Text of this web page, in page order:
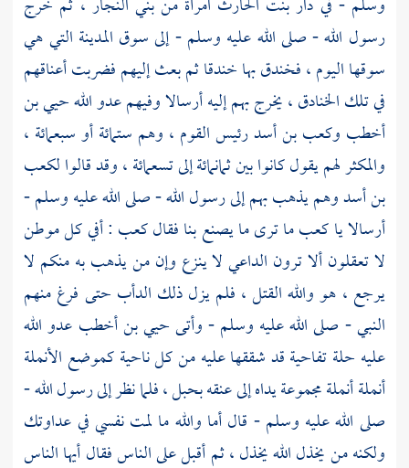
رسول الله - صلى الله عليه وسلم - إلى سوق المدينة التي هي
سوقها اليوم ، فخندق بها خندقا ثم بعث إليهم فضربت أعناقهم
في تلك الخنادق ، يخرج بهم إليه أرسالا وفيهم عدو اللهحيي بن
أخطب وكعب بن أسدرئيس القوم ، وهم ستمائة أو سبعمائة ،
والمكثر لهم يقول كانوا بين ثمانمائة إلى تسعمائة ، وقد قالوالكعب
بن أسدوهم يذهب بهم إلى رسول الله - صلى الله عليه وسلم -
أرسالا ياكعبما ترى ما يصنع بنا فقالكعب : أفي كل موطن
لا تعقلون ألا ترون الداعي لا ينزع وإن من يذهب به منكم لا
يرجع ، هو والله القتل ، فلم يزل ذلك الدأب حتى فرغ منهم
النبي - صلى الله عليه وسلم - وأتىحيي بن أخطب عدو الله
عليه حلة تفاحية قد شققها عليه من كل ناحية كموضع الأنملة
أنملة أنملة مجموعة يداه إلى عنقه بحبل ، فلما نظر إلى رسول الله -
صلى الله عليه وسلم - قال أما والله ما لمت نفسي في عداوتك
ولكنه من يخذل الله يخذل ، ثم أقبل على الناس فقال أيها الناس